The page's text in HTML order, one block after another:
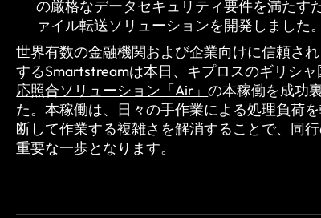
の厳格なデータセキュリティ要件を満たす
ァイル転送ソリューションを開発しました。
世界有数の金融機関および企業向けに信頼さ
するSmartstreamは本日、キプロスのギリシ
応照合ソリューション「Air」の本稼働を成功
た。本稼働は、日々の手作業による処理負荷
断して作業する複雑さを解消することで、同
重要な一歩となります。